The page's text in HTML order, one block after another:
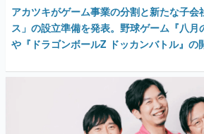
ゲームが変えた日本語
「経験値」「裏技」「ラスボス
の起源や用法の変遷を、コンピ
イニーP氏が徹底調査。
アカツキがゲーム事業の分割と新たな子会
ス」の設立準備を発表。野球ゲーム『八月
や『ドラゴンボールZ ドッカンバトル』の